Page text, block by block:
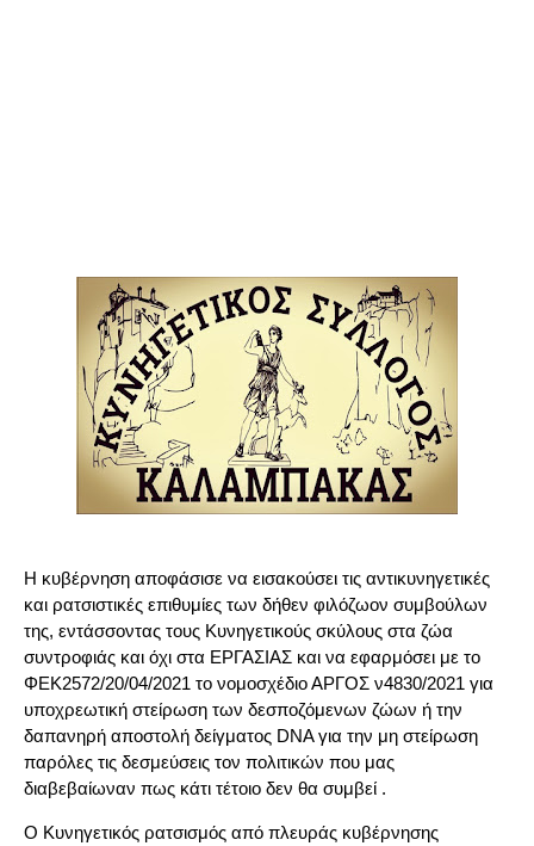
Η κυβέρνηση αποφάσισε να εισακούσει τις αντικυνηγετικές
και ρατσιστικές επιθυμίες των δήθεν φιλόζωον συμβούλων
της, εντάσσοντας τους Κυνηγετικούς σκύλους στα ζώα
συντροφιάς και όχι στα ΕΡΓΑΣΙΑΣ και να εφαρμόσει με το
ΦΕΚ2572/20/04/2021 το νομοσχέδιο ΑΡΓΟΣ ν4830/2021 για
υποχρεωτική στείρωση των δεσποζόμενων ζώων ή την
δαπανηρή αποστολή δείγματος DNA για την μη στείρωση
παρόλες τις δεσμεύσεις τον πολιτικών που μας
διαβεβαίωναν πως κάτι τέτοιο δεν θα συμβεί .
Ο Κυνηγετικός ρατσισμός από πλευράς κυβέρνησης